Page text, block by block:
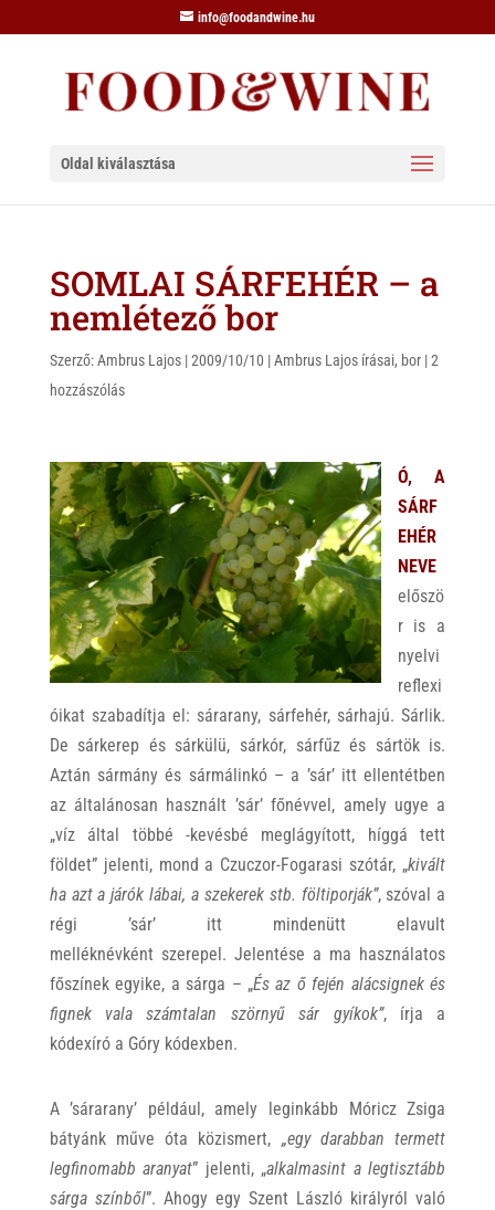
info@foodandwine.hu
Oldal kiválasztása
SOMLAI SÁRFEHÉR – a
nemlétező bor
Szerző:Ambrus Lajos|2009/10/10 |Ambrus Lajos írásai, bor|2
hozzászólás
Ó, A
SÁRF
EHÉR
NEVE
előszö
r is a
nyelvi
reflexi
óikat szabadítja el: sárarany, sárfehér, sárhajú. Sárlik.
De sárkerep és sárkülü, sárkór, sárfűz és sártök is.
Aztán sármány és sármálinkó – a ’sár’ itt ellentétben
az általánosan használt ’sár’ főnévvel, amely ugye a
„víz által többé -kevésbé meglágyított, híggá tett
földet” jelenti, mond a Czuczor-Fogarasi szótár, „kivált
ha azt a járók lábai, a szekerek stb. föltiporják”, szóval a
régi ’sár’ itt mindenütt elavult
melléknévként szerepel. Jelentése a ma használatos
főszínek egyike, a sárga – „És az ő fején alácsignek és
fignek vala számtalan szörnyű sár gyíkok”, írja a
kódexíró a Góry kódexben.
A ’sárarany’ például, amely leginkább Móricz Zsiga
bátyánk műve óta közismert, „egy darabban termett
legfinomabb aranyat” jelenti, „alkalmasint a legtisztább
sárga színből”. Ahogy egy Szent László királyról való